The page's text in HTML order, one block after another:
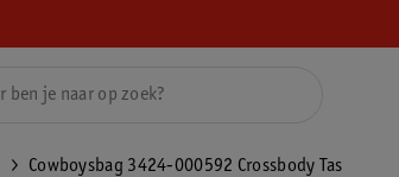
Cowboysbag 3424-000592 Crossbody Tas